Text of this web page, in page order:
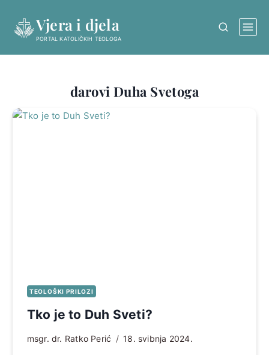
content
Vjera i djela
PORTAL KATOLIČKIH TEOLOGA
darovi Duha Svetoga
TEOLOŠKI PRILOZI
Tko je to Duh Sveti?
msgr. dr. Ratko Perić 18. svibnja 2024.